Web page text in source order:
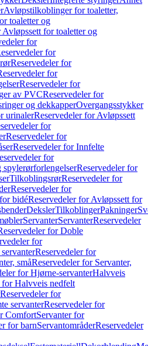
Avløpstilkoblinger for toaletter,
toaletter og
Avløpssett for toaletter og
for
for
Reservedeler for
for
Reservedeler for
av PVCReservedeler for
og dekkapperOvergangsstykker
urinalerReservedeler for Avløpssett
for
Reservedeler for
Reservedeler for Innfelte
for
spylerørforlengelserReservedeler for
TilkoblingsrørReservedeler for
Reservedeler for
bidéReservedeler for Avløpssett for
DekslerTilkoblingerPakninger
ServanterServanterReservedeler
for Doble
for
Reservedeler for
småReservedeler for Servanter,
for Hjørne-servanterHalvveis
for Halvveis nedfelt
Reservedeler for
servanterReservedeler for
ComfortServanter for
for barnServantområderReservedeler